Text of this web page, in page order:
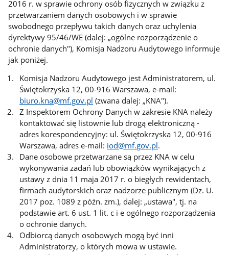
2016 r. w sprawie ochrony osób fizycznych w związku z
przetwarzaniem danych osobowych i w sprawie
swobodnego przepływu takich danych oraz uchylenia
dyrektywy 95/46/WE (dalej: „ogólne rozporządzenie o
ochronie danych"), Komisja Nadzoru Audytowego informuje
jak poniżej.
Komisja Nadzoru Audytowego jest Administratorem, ul.
Świętokrzyska 12, 00-916 Warszawa, e-mail:
biuro.kna@mf.gov.pl (zwana dalej: „KNA").
Z Inspektorem Ochrony Danych w zakresie KNA należy
kontaktować się listownie lub drogą elektroniczną -
adres korespondencyjny: ul. Świętokrzyska 12, 00-916
Warszawa, adres e-mail: iod@mf.gov.pl.
Dane osobowe przetwarzane są przez KNA w celu
wykonywania zadań lub obowiązków wynikających z
ustawy z dnia 11 maja 2017 r. o biegłych rewidentach,
firmach audytorskich oraz nadzorze publicznym (Dz. U.
2017 poz. 1089 z późn. zm.), dalej: „ustawa", tj. na
podstawie art. 6 ust. 1 lit. c i e ogólnego rozporządzenia
o ochronie danych.
Odbiorcą danych osobowych mogą być inni
Administratorzy, o których mowa w ustawie.